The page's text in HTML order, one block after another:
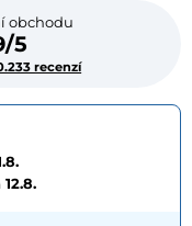
obchodu
5
recenzí
12.8.